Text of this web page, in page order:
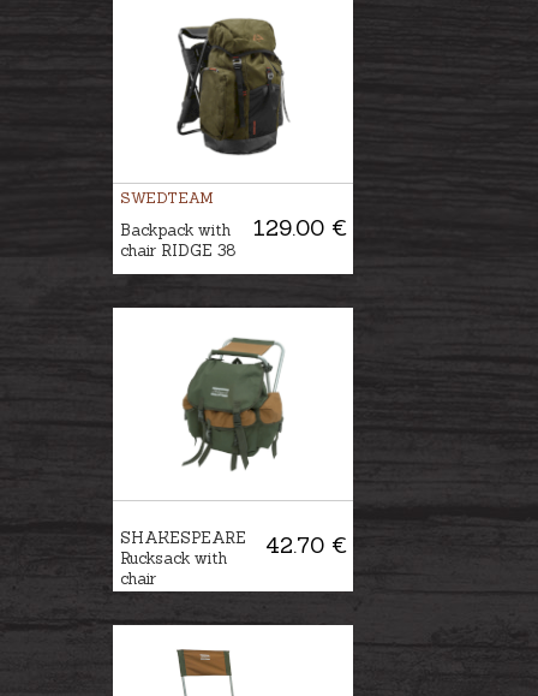
SWEDTEAM
129.00 €
Backpack with
chair RIDGE 38
42.70 €
SHAKESPEARE
Rucksack with
chair